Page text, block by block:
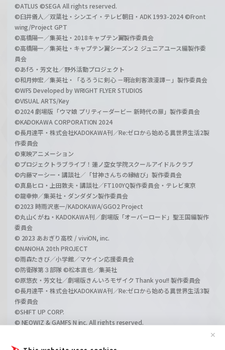
✕
©ATLUS ©SEGA All rights reserved.
©臼井儀人／双葉社・シンエイ・テレビ朝日・ADK 1993-2024 ©Front
wing/Project GPT
©高橋陽一／集英社・2018キャプテン翼製作委員会
©高橋陽一／集英社・キャプテン翼シーズン２ ジュニアユース編製作委
員会
©あfろ・芳文社／野外活動プロジェクト
©和月伸宏／集英社・「るろうに剣心 －明治剣客浪漫譚－」製作委員会
©WFS Developed by WRIGHT FLYER STUDIOS
©VISUAL ARTS/Key
©2024 劇場版「ウマ娘 プリティーダービー 新時代の扉」製作委員会
©KADOKAWA CORPORATION 2024
©長月達平・株式会社KADOKAWA刊／Re:ゼロから始める異世界生活2製
作委員会
©東映アニメーション
©プロジェクトラブライブ！蓮ノ空女学院スクールアイドルクラブ
©内藤マーシー・講談社／「甘神さんちの縁結び」製作委員会
©真島ヒロ・上田敦夫・講談社／FT100YQ製作委員会・テレビ東京
©龍幸伸／集英社・ダンダダン製作委員会
©2023 時雨沢恵一/KADOKAWA/GGO2 Project
©丸山くがね・KADOKAWA刊／劇場版「オーバーロード」聖王国編製作
委員会
© 2023 あおぎり高校 / viviON, inc.
©NANOHA 20th PROJECT
©雨森たきび／小学館／マケイン応援委員会
©防衛隊第３部隊 ©松本直也／集英社
©原悠衣・芳文社／劇場版きんいろモザイク Thank you!! 製作委員会
©長月達平・株式会社KADOKAWA刊／Re:ゼロから始める異世界生活3製
作委員会
©SHIFT UP CORP.
© NEOWIZ & GAMFS N inc. All rights reserved.